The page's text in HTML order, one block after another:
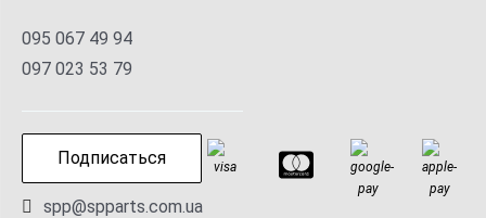
095 067 49 94
097 023 53 79
Подписаться
spp@spparts.com.ua